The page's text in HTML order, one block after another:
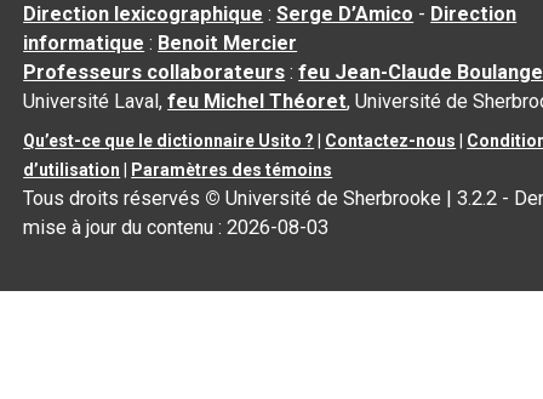
Direction lexicographique :Serge D’Amico - Direction
informatique : Benoit Mercier
Professeurs collaborateurs :feu Jean-Claude
Université Laval,feu Michel Théoret, Université de
Qu’est-ce que le dictionnaire Usito ? Contactez-nous
d’utilisation
Paramètres des témoins
Tous droits réservés © Université de Sherbrooke |3.2.2 -
mise à jour du contenu :2026-08-03